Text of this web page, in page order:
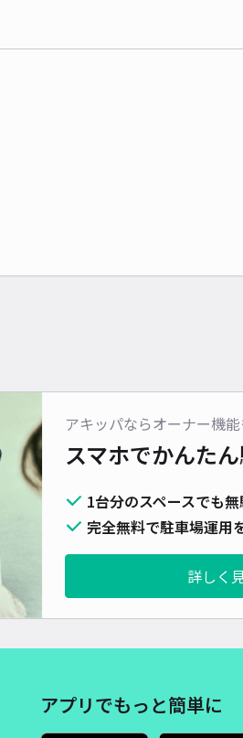
アキッパならオーナー機
スマホでかんたん
1台分のスペースでも
完全無料で駐車場運用
詳しく
アプリでもっと簡単に